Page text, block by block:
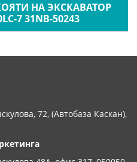
НА ЭКСКАВАТОР
7 31NB-50243
72, (Автобаза Каскан),